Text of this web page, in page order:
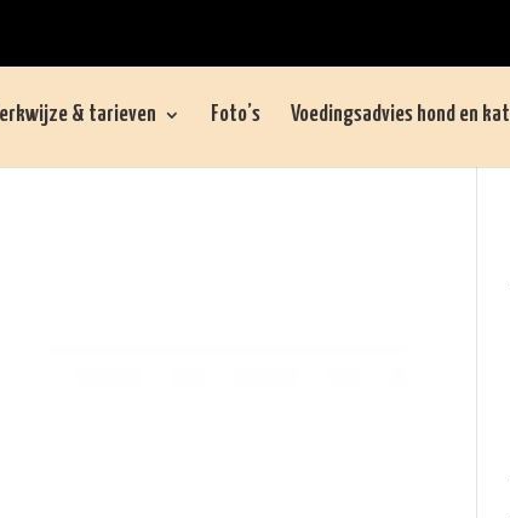
& tarieven Foto’s Voedingsadvies hond en kat